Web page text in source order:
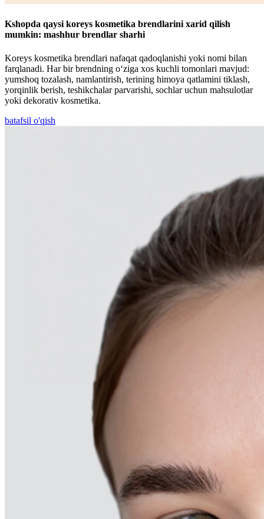
Kshopda qaysi koreys kosmetika brendlarini xarid qilish
mumkin: mashhur brendlar sharhi
Koreys kosmetika brendlari nafaqat qadoqlanishi yoki nomi bilan
farqlanadi. Har bir brendning o‘ziga xos kuchli tomonlari mavjud:
yumshoq tozalash, namlantirish, terining himoya qatlamini tiklash,
yorqinlik berish, teshikchalar parvarishi, sochlar uchun mahsulotlar
yoki dekorativ kosmetika.
batafsil o'qish